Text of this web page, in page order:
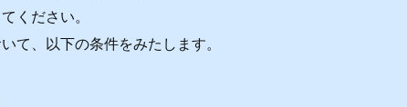
ください。
て、以下の条件をみたします。